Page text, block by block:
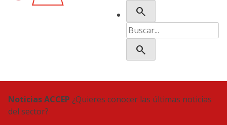
search
Buscar:
search
Noticias ACCEP ¿Quieres conocer las últimas noticias
del sector?